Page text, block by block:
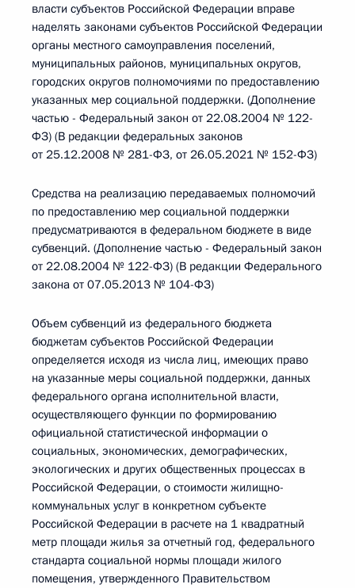
власти субъектов Российской Федерации вправе
наделять законами субъектов Российской Федерации
органы местного самоуправления поселений,
муниципальных районов, муниципальных округов,
городских округов полномочиями по предоставлению
указанных мер социальной поддержки. (Дополнение
частью - Федеральный закон от 22.08.2004 № 122-
ФЗ) (В редакции федеральных законов
от 25.12.2008 № 281-ФЗ, от 26.05.2021 № 152-ФЗ)
Средства на реализацию передаваемых полномочий
по предоставлению мер социальной поддержки
предусматриваются в федеральном бюджете в виде
субвенций. (Дополнение частью - Федеральный закон
от 22.08.2004 № 122-ФЗ) (В редакции Федерального
закона от 07.05.2013 № 104-ФЗ)
Объем субвенций из федерального бюджета
бюджетам субъектов Российской Федерации
определяется исходя из числа лиц, имеющих право
на указанные меры социальной поддержки, данных
федерального органа исполнительной власти,
осуществляющего функции по формированию
официальной статистической информации о
социальных, экономических, демографических,
экологических и других общественных процессах в
Российской Федерации, о стоимости жилищно-
коммунальных услуг в конкретном субъекте
Российской Федерации в расчете на 1 квадратный
метр площади жилья за отчетный год, федерального
стандарта социальной нормы площади жилого
помещения, утвержденного Правительством